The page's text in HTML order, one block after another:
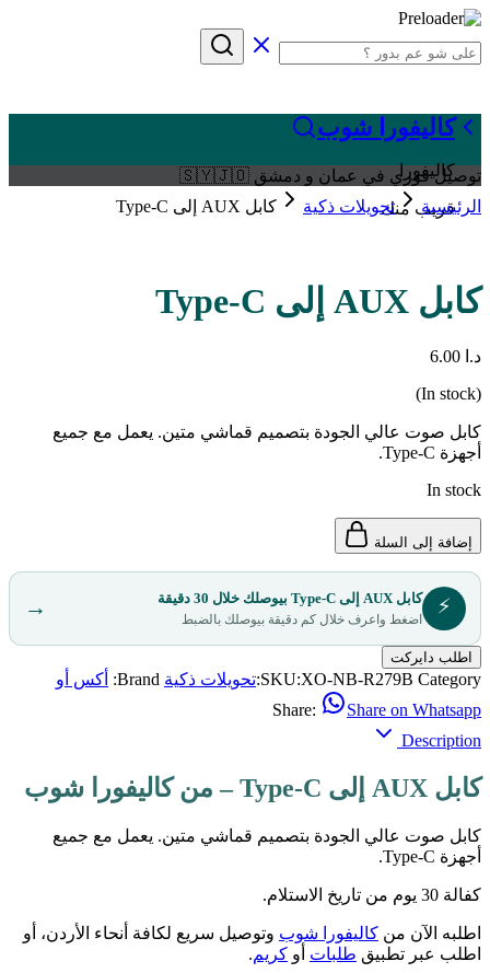
كاليفورا شوب
كاليفورا
قريب منك
توصيل فوري في عمان و دمشق 🇸🇾🇯🇴
الرئيسية
تحويلات ذكية كابل AUX إلى Type-C
كابل AUX إلى Type-C
د.ا
(In stock)
كابل صوت عالي الجودة بتصميم قماشي متين. يعمل مع جميع
أجهزة Type-C.
In stock
إضافة إلى السلة
⚡ كابل AUX إلى Type-C بيوصلك خلال 30 دقيقة
اضغط واعرف خلال كم دقيقة بيوصلك بالضبط →
اطلب دايركت
SKU:XO-NB-R279B Category: تحويلات ذكية Brand:
أكس أو
Share:
Share on Whatsapp
Description
كابل AUX إلى Type-C – من كاليفورا شوب
كابل صوت عالي الجودة بتصميم قماشي متين. يعمل مع جميع
أجهزة Type-C.
كفالة 30 يوم من تاريخ الاستلام.
اطلبه الآن من كاليفورا شوب وتوصيل سريع لكافة أنحاء الأردن، أو
اطلب عبر تطبيق طلبات أو كريم.